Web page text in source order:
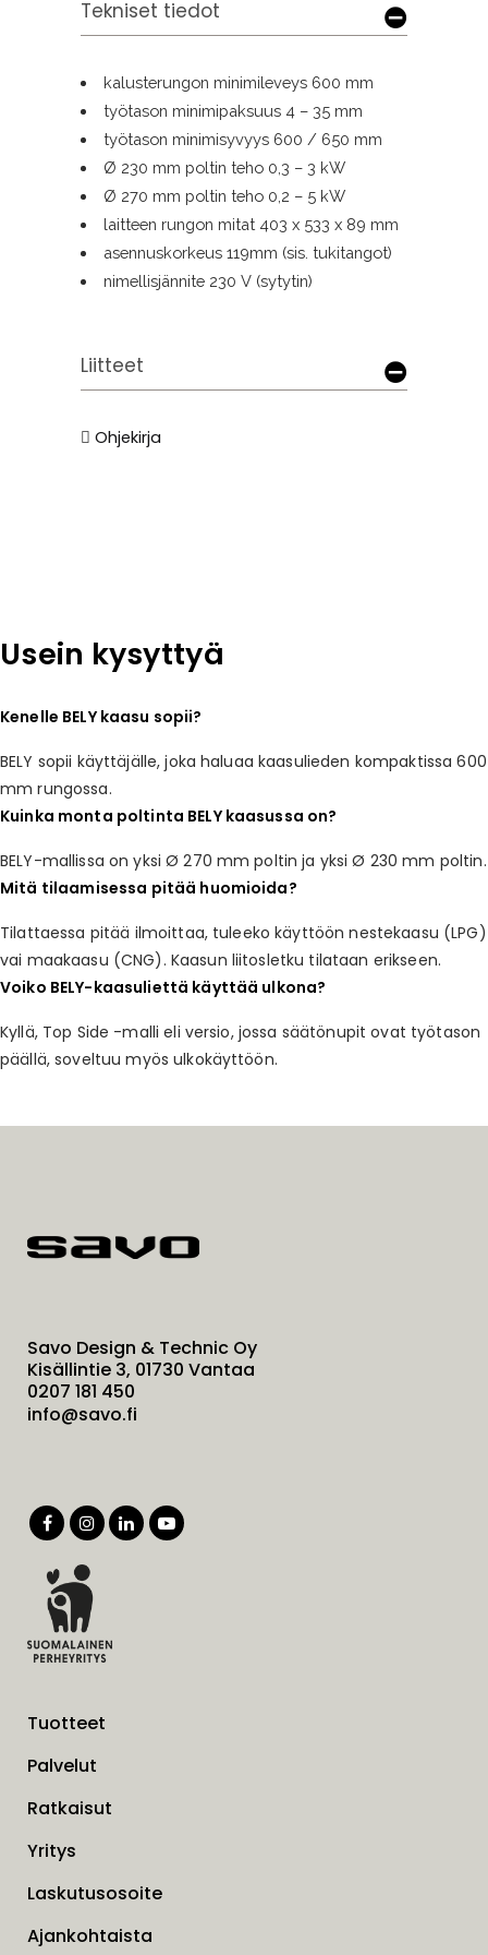
Tekniset tiedot
kalusterungon minimileveys 600 mm
työtason minimipaksuus 4 – 35 mm
työtason minimisyvyys 600 / 650 mm
Ø 230 mm poltin teho 0,3 – 3 kW
Ø 270 mm poltin teho 0,2 – 5 kW
laitteen rungon mitat 403 x 533 x 89 mm
asennuskorkeus 119mm (sis. tukitangot)
nimellisjännite 230 V (sytytin)
Liitteet
Ohjekirja
Usein kysyttyä
Kenelle BELY kaasu sopii?
BELY sopii käyttäjälle, joka haluaa kaasulieden kompaktissa 600
mm rungossa.
Kuinka monta poltinta BELY kaasussa on?
BELY-mallissa on yksi Ø 270 mm poltin ja yksi Ø 230 mm poltin.
Mitä tilaamisessa pitää huomioida?
Tilattaessa pitää ilmoittaa, tuleeko käyttöön nestekaasu (LPG)
vai maakaasu (CNG). Kaasun liitosletku tilataan erikseen.
Voiko BELY-kaasuliettä käyttää ulkona?
Kyllä, Top Side -malli eli versio, jossa säätönupit ovat työtason
päällä, soveltuu myös ulkokäyttöön.
Savo Design & Technic Oy
Kisällintie 3, 01730 Vantaa
0207 181 450
info@savo.fi
Tuotteet
Palvelut
Ratkaisut
Yritys
Laskutusosoite
Ajankohtaista